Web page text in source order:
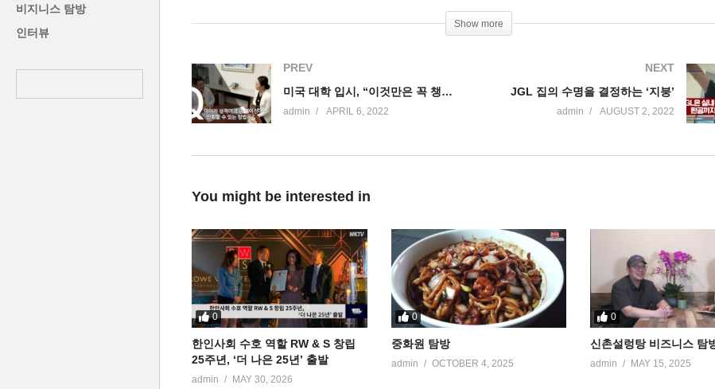
비지니스 탐방
인터뷰
Show more
PREV
미국 대학 입시, “이것만은 꼭 챙겨야 합니다”
admin APRIL 6, 2022
NEXT
JGL 집의 수명을 결정하는 ‘지붕’
admin AUGUST 2, 2022
You might be interested in
0
한인사회 수호 역할 RW & S 창립
25주년, ‘더 나은 25년’ 출발
admin MAY 30, 2026
0
중화원 탐방
admin OCTOBER 4, 2025
0
신촌설렁탕 비즈니스 탐
admin MAY 15, 2025